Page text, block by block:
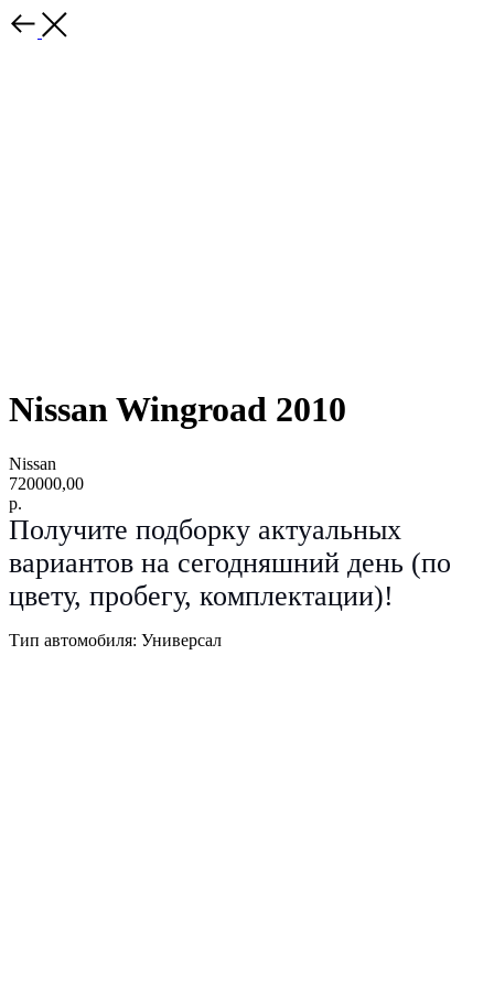
Nissan Wingroad 2010
Nissan
720000,00
р.
Получите подборку актуальных
вариантов на сегодняшний день (по
цвету, пробегу, комплектации)!
Тип автомобиля: Универсал